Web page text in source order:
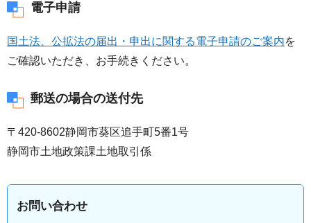
電子申請
国土法、公拡法の届出・申出に関する電子申請のご案内を
ご確認いただき、お手続きください。
郵送の場合の送付先
〒420-8602静岡市葵区追手町5番1号
静岡市土地政策課土地取引係
お問い合わせ